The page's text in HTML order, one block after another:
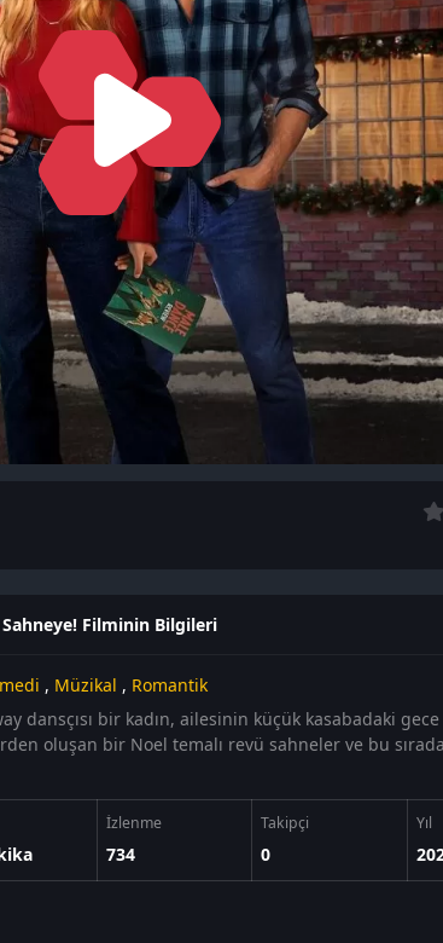
Sahneye! Filminin Bilgileri
, Müzikal , Romantik
dansçısı bir kadın, ailesinin küçük kasabadaki
oluşan bir Noel temalı revü sahneler ve bu
İzlenme
734
Takipçi
0
Yıl